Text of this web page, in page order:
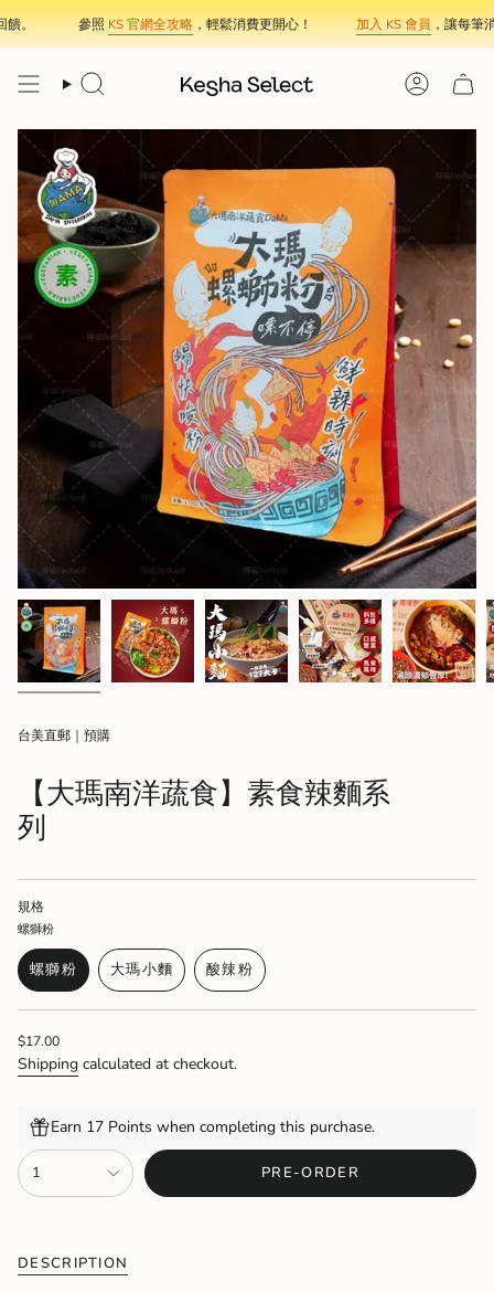
Skip
to
content
。 參照KS 官網全攻略，輕鬆消費更開心！ 加入 KS 會員，讓每筆消
Search Account
台美直郵｜預購
【大瑪南洋蔬食】素食辣麵系
列
規格
螺獅粉
螺獅粉
VARIANT
SOLD
OR
UNAVAILABLE
大瑪小麵
VARIANT
SOLD
UNAVAILABLE
酸辣粉
VARIANT
SOLD
UNAVAILABLE
Regular
price
$17.00
Shipping calculated at checkout.
Earn 17 Points when completing this purchase.
{"in_cart_html"=>"
<span
class=\"quantity-
quantity
1 PRE-ORDER
DESCRIPTION